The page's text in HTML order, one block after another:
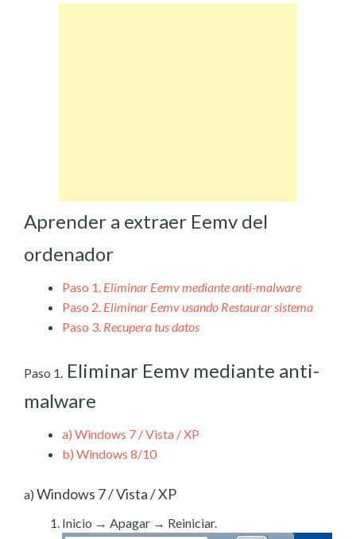
Aprender a extraer Eemv del
ordenador
Paso 1. Eliminar Eemv mediante anti-malware
Paso 2. Eliminar Eemv usando Restaurar sistema
Paso 3. Recupera tus datos
Paso 1. Eliminar Eemv mediante anti-
malware
a) Windows 7 / Vista / XP
b) Windows 8/10
a) Windows 7 / Vista / XP
Inicio → Apagar → Reiniciar.